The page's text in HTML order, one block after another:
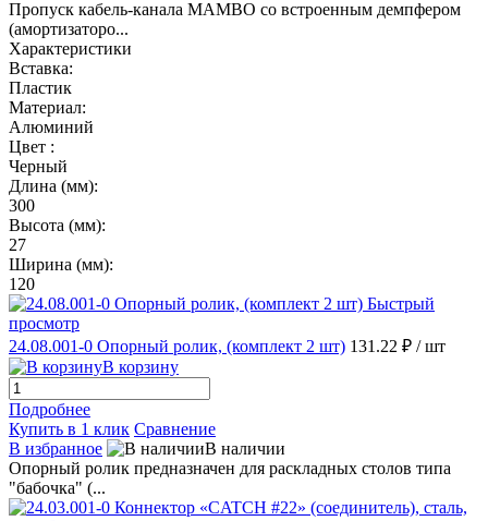
Пропуск кабель-канала MAMBO со встроенным демпфером
(амортизаторо...
Характеристики
Вставка:
Пластик
Материал:
Алюминий
Цвет :
Черный
Длина (мм):
300
Высота (мм):
27
Ширина (мм):
120
Быстрый
просмотр
24.08.001-0 Опорный ролик, (комплект 2 шт) 131.22 ₽ / шт
В корзину
Подробнее
Купить в 1 клик Сравнение
В избранное
В наличии
Опорный ролик предназначен для раскладных столов типа
"бабочка" (...